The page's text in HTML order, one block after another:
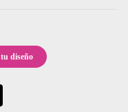
diseño